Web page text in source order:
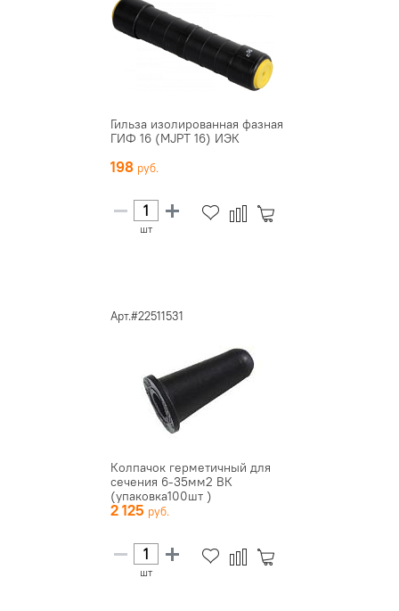
Гильза изолированная фазная
ГИФ 16 (MJPT 16) ИЭК
198
шт
Арт.#22511531
Колпачок герметичный для
сечения 6-35мм2 ВК
(упаковка100шт )
2 125
шт